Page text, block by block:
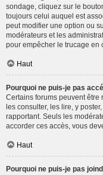
sondage, cliquez sur le
toujours celui auquel est
peut modifier une option ou
modérateurs et les
pour empêcher le trucage en
Haut
Pourquoi ne puis-je pas
Certains forums peuvent être
les consulter, les lire, y
rapportant. Seuls les
accorder ces accès, vous
Haut
Pourquoi ne puis-je pas